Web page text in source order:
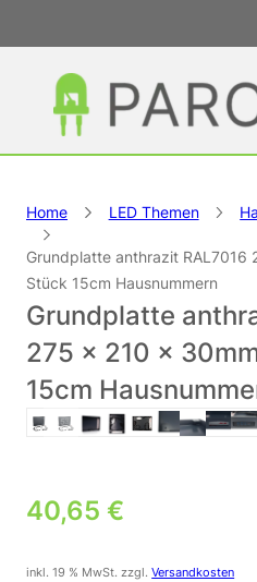
Home LED Themen
Grundplatte anthrazit
Stück 15cm Hausnummern
Grundplatte
275 x 210 x
15cm
40,65 €
inkl. 19 % MwSt. zzgl.Versandkosten